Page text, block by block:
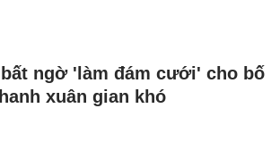
ngờ 'làm đám cưới' cho bố
xuân gian khó